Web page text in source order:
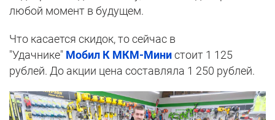
любой момент в будущем.
Что касается скидок, то сейчас в
"Удачнике" Мобил К МКМ-Министоит 1 125
рублей. До акции цена составляла 1 250 рублей.